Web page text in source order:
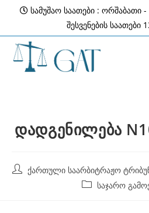
content
სამუშაო საათები : ორშაბათი -
შესვენების საათები
დადგენილება
Post ქართული საარბიტრაჟო
Post საჯარო